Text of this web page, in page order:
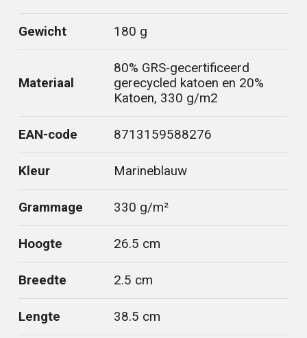
Gewicht 180 g
Materiaal
80% GRS-gecertificeerd
gerecycled katoen en 20%
Katoen, 330 g/m2
EAN-code 8713159588276
Kleur Marineblauw
Grammage 330 g/m²
Hoogte 26.5 cm
Breedte 2.5 cm
Lengte 38.5 cm